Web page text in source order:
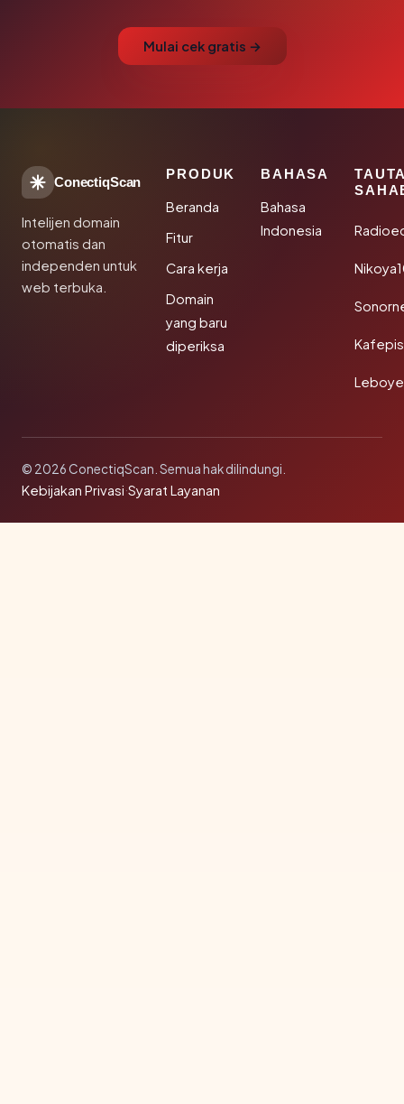
Mulai cek gratis →
ConectiqScan
Intelijen domain
otomatis dan
independen untuk
web terbuka.
PRODUK
Beranda
Fitur
Cara kerja
Domain
yang baru
diperiksa
BAHASA
Bahasa
Indonesia
© 2026 ConectiqScan. Semua hak dilindungi.
Kebijakan Privasi·Syarat Layanan